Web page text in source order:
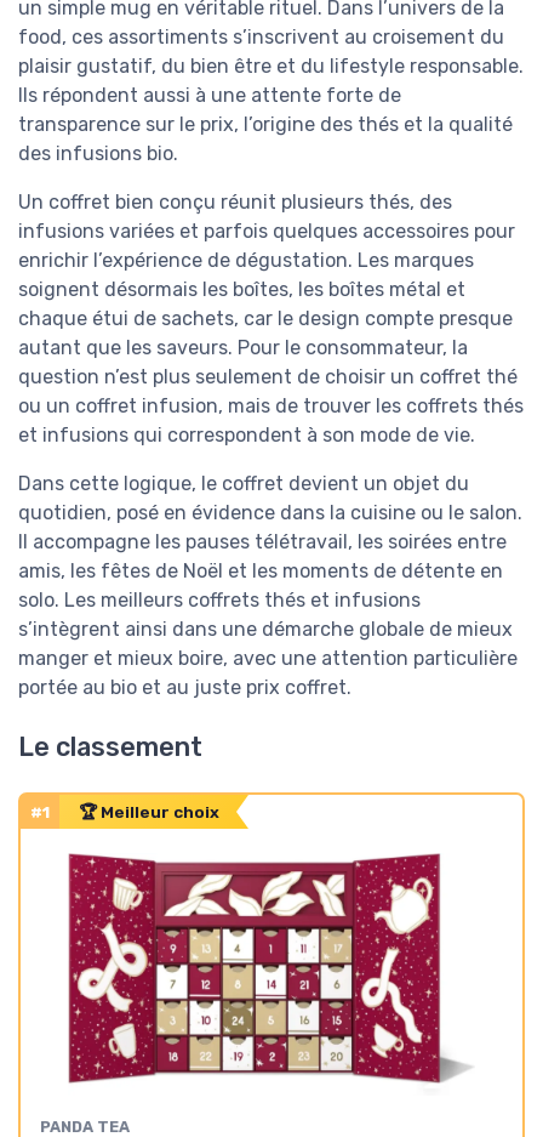
un simple mug en véritable rituel. Dans l’univers de la
food, ces assortiments s’inscrivent au croisement du
plaisir gustatif, du bien être et du lifestyle responsable.
Ils répondent aussi à une attente forte de
transparence sur le prix, l’origine des thés et la qualité
des infusions bio.
Un coffret bien conçu réunit plusieurs thés, des
infusions variées et parfois quelques accessoires pour
enrichir l’expérience de dégustation. Les marques
soignent désormais les boîtes, les boîtes métal et
chaque étui de sachets, car le design compte presque
autant que les saveurs. Pour le consommateur, la
question n’est plus seulement de choisir un coffret thé
ou un coffret infusion, mais de trouver les coffrets thés
et infusions qui correspondent à son mode de vie.
Dans cette logique, le coffret devient un objet du
quotidien, posé en évidence dans la cuisine ou le salon.
Il accompagne les pauses télétravail, les soirées entre
amis, les fêtes de Noël et les moments de détente en
solo. Les meilleurs coffrets thés et infusions
s’intègrent ainsi dans une démarche globale de mieux
manger et mieux boire, avec une attention particulière
portée au bio et au juste prix coffret.
Le classement
#1 🏆 Meilleur choix
PANDA TEA